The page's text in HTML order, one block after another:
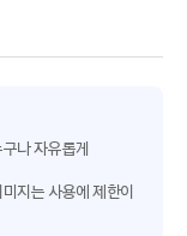
나 자유롭게
지는 사용에 제한이